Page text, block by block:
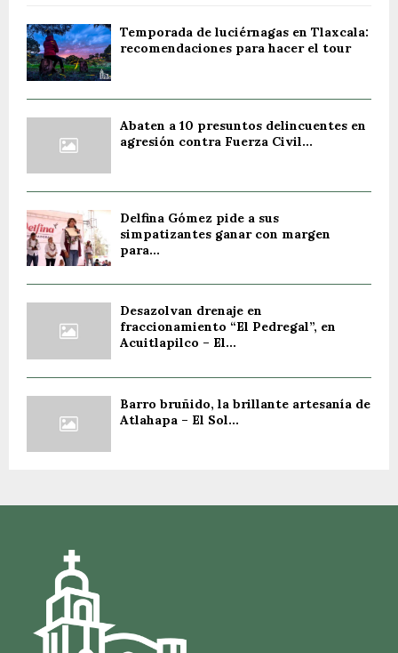
Temporada de luciérnagas en Tlaxcala:
recomendaciones para hacer el tour
Abaten a 10 presuntos delincuentes en
agresión contra Fuerza Civil...
Delfina Gómez pide a sus
simpatizantes ganar con margen
para...
Desazolvan drenaje en
fraccionamiento “El Pedregal”, en
Acuitlapilco – El...
Barro bruñido, la brillante artesanía de
Atlahapa – El Sol...